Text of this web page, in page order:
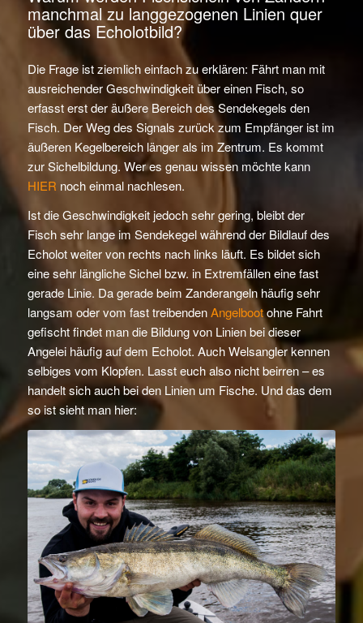
manchmal zu langgezogenen Linien quer
über das Echolotbild?
Die Frage ist ziemlich einfach zu erklären: Fährt man mit
ausreichender Geschwindigkeit über einen Fisch, so
erfasst erst der äußere Bereich des Sendekegels den
Fisch. Der Weg des Signals zurück zum Empfänger ist im
äußeren Kegelbereich länger als im Zentrum. Es kommt
zur Sichelbildung. Wer es genau wissen möchte kann
HIER noch einmal nachlesen.
Ist die Geschwindigkeit jedoch sehr gering, bleibt der
Fisch sehr lange im Sendekegel während der Bildlauf des
Echolot weiter von rechts nach links läuft. Es bildet sich
eine sehr längliche Sichel bzw. in Extremfällen eine fast
gerade Linie. Da gerade beim Zanderangeln häufig sehr
langsam oder vom fast treibendenAngelbootohne Fahrt
gefischt findet man die Bildung von Linien bei dieser
Angelei häufig auf dem Echolot. Auch Welsangler kennen
selbiges vom Klopfen. Lasst euch also nicht beirren – es
handelt sich auch bei den Linien um Fische. Und das dem
so ist sieht man hier: